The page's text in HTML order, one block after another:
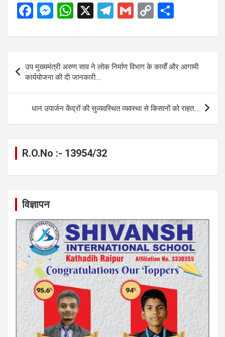
F
ce
o
o
k
M
se
n
g
er
W
at
A
p
p
X
T
e
gr
a
m
G
ail
C
py
Li
n
k
ar
e
navigation
उप मुख्यमंत्री अरुण साव ने लोक निर्माण विभाग के कार्यों और आगामी
कार्ययोजना की दी जानकारी….
धान उपार्जन केंद्रों की सुव्यवस्थित व्यवस्था से किसानों को राहत….
R.O.No :- 13954/32
विज्ञापन